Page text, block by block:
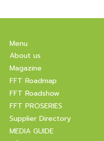
Menu
About us
Magazine
FFT Roadmap
FFT Roadshow
FFT PROSERIES
Supplier Directory
MEDIA GUIDE